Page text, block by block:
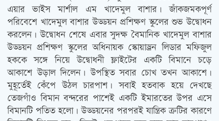
এয়ার ভাইস মার্শাল এম খাদেমুল বাশার। জাঁকজমকপূর্ণ
পরিবেশে খাদেমুল বাশার উড্ডয়ন প্রশিক্ষণ স্কুলের শুভ উদ্বোধন
করলেন। উদ্বোধন শেষে এবার সুদক্ষ বৈমানিক খাদেমুল বাশার
উড্ডয়ন প্রশিক্ষণ স্কুলের অধিনায়ক স্কোয়াড্রন লিডার মফিজুল
হককে সঙ্গে নিয়ে উদ্বোধনী ফ্লাইটের একটি বিমানে চড়ে
আকাশে উড়াল দিলেন। উপস্থিত সবার চোখ তখন আকাশে।
মুহূর্তেই কেঁপে উঠল চারপাশ। সবাই হতবাক হয়ে দেখছে
তেজগাঁও বিমান বন্দরের পাশেই একটি ইমারতের উপর এসে
বিমানটি পতিত হলো। উড্ডয়নের পরপরই যান্ত্রিক ত্রুটির কারণে